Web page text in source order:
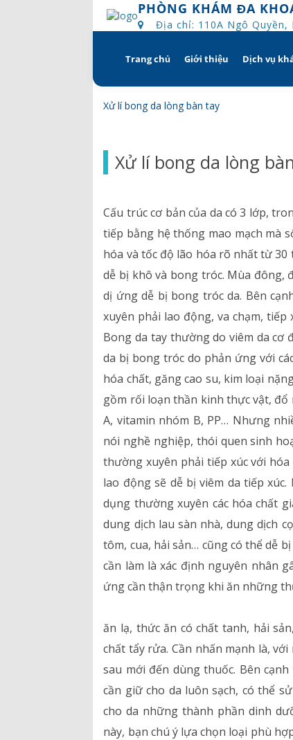
PHÒNG KHÁM ĐA
Địa chỉ: 110A Ngô Quyền,
Skip
Trang chủ Giới thiệu
Quyền và trách
Bác sĩ
Lịch khám bác sĩ
Bảng giá dịch vụ
Danh mục giá thuốc
Dịch vụ
Khám gì
Xử lí bong da lòng bàn tay
Xử lí bong da lòng
Cấu trúc cơ bản của da có 3 lớp,
tiếp bằng hệ thống mao mạch mà
hóa và tốc độ lão hóa rõ nhất từ
dễ bị khô và bong tróc. Mùa đông,
dị ứng dễ bị bong tróc da. Bên
xuyên phải lao động, va chạm,
Bong da tay thường do viêm da cơ
da bị bong tróc do phản ứng với
hóa chất, găng cao su, kim loại
gồm rối loạn thần kinh thực vật, đổ
A, vitamin nhóm B, PP… Nhưng
nói nghề nghiệp, thói quen sinh
thường xuyên phải tiếp xúc với
lao động sẽ dễ bị viêm da tiếp
dụng thường xuyên các hóa chất
dung dịch lau sàn nhà, dung dịch
tôm, cua, hải sản… cũng có thể dễ
cần làm là xác định nguyên nhân
ứng cần thận trọng khi ăn những
ăn lạ, thức ăn có chất tanh, hải
chất tẩy rửa. Cần nhấn mạnh là,
sau mới đến dùng thuốc. Bên
cần giữ cho da luôn sạch, có thể
cho da những thành phần dinh
này, bạn chú ý lựa chọn loại phù